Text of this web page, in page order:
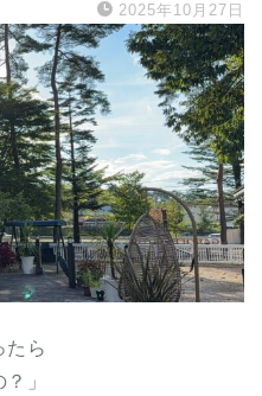
2025年10月27日
たら
」